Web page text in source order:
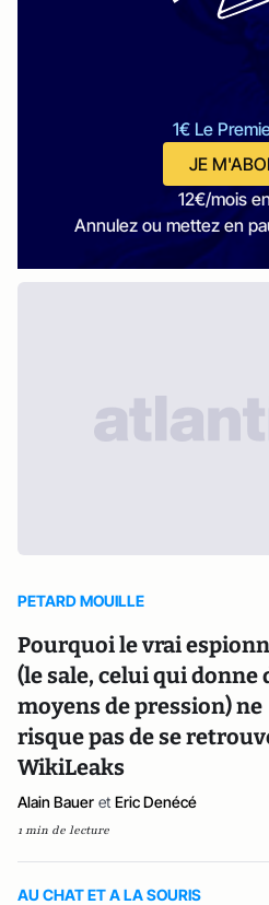
1€ Le
JE
12€/mois
Annulez ou mettez en
PETARD MOUILLE
Pourquoi le vrai
(le sale, celui qui donne
moyens de pression) ne
risque pas de se
WikiLeaks
Alain Bauer et Eric Denécé
1 min de lecture
AU CHAT ET A LA SOURIS